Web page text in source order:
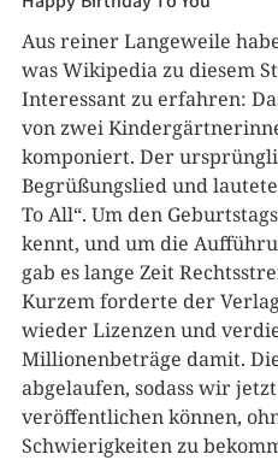
Aus reiner Langeweile
was Wikipedia zu diesem
Interessant zu erfahren:
von zwei
komponiert. Der
Begrüßungslied und
To All“. Um den
kennt, und um die
gab es lange Zeit
Kurzem forderte der
wieder Lizenzen und
Millionenbeträge damit.
abgelaufen, sodass wir
veröffentlichen können,
Schwierigkeiten zu